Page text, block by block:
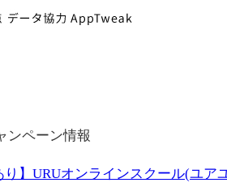
ンペーン情報
り】URUオンラインスクール(ユア